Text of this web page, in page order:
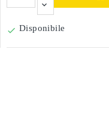
 Disponibile